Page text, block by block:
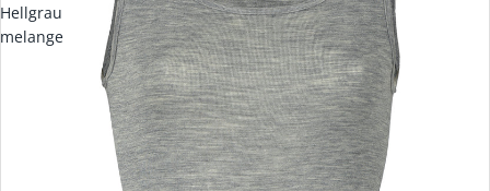
Hellgrau
melange